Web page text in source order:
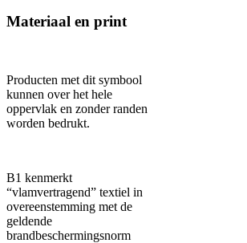
Materiaal en print
Producten met dit symbool
kunnen over het hele
oppervlak en zonder randen
worden bedrukt.
B1 kenmerkt
“vlamvertragend” textiel in
overeenstemming met de
geldende
brandbeschermingsnorm